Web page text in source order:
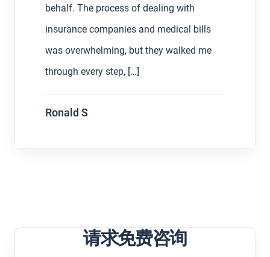
of dealing with
and medical bills
but they walked me
with the process.
Hoffman made all the
communicative,
请求免费咨询